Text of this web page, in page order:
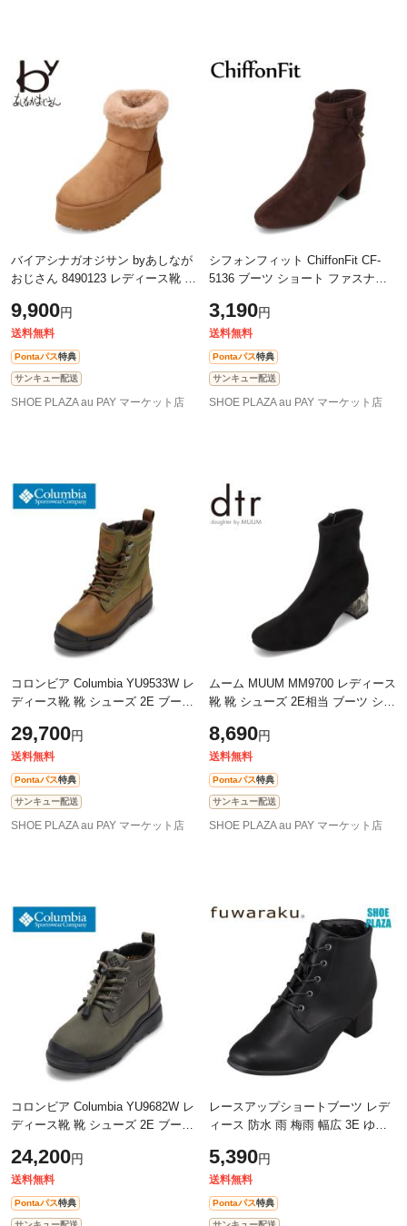
バイアシナガオジサン byあしなが
おじさん 8490123 レディース靴 靴
防寒 ショート 厚底 軽量 ボア フ
9,900円
送料無料
Pontaパス特典
サンキュー配送
SHOE PLAZA au PAY マーケット店
シフォンフィット ChiffonFit CF-
5136 ブーツ ショート ファスナー
ル 2WAY シンプル ダークブラウン
3,190円
送料無料
Pontaパス特典
サンキュー配送
SHOE PLAZA au PAY マーケット店
コロンビア Columbia YU9533W レ
ディース靴 靴 シューズ 2E ブーツ
水 防寒 ショート クッション性 保
温
29,700円
送料無料
Pontaパス特典
サンキュー配送
SHOE PLAZA au PAY マーケット店
ムーム MUUM MM9700 レディース
靴 靴 シューズ 2E相当 ブーツ ショ
ビジュー キラキラ クリア チャン
キー
8,690円
送料無料
Pontaパス特典
サンキュー配送
SHOE PLAZA au PAY マーケット店
コロンビア Columbia YU9682W レ
ディース靴 靴 シューズ 2E ブーツ
水 防寒 ショート クッション性 保
温
24,200円
送料無料
Pontaパス特典
レースアップショートブーツ レデ
ィース 防水 雨 梅雨 幅広 3E ゆっ
抗菌 防臭 ファスナー 着脱簡単 脱
5,390円
送料無料
Pontaパス特典